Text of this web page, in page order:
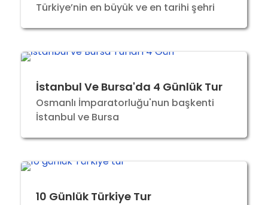
Türkiye’nin en büyük ve en tarihi şehri
İstanbul Ve Bursa'da 4 Günlük Tur
Osmanlı İmparatorluğu'nun başkenti
İstanbul ve Bursa
10 Günlük Türkiye Tur